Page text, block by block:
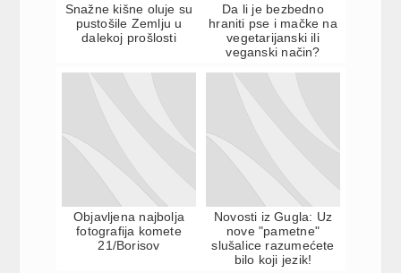
Snažne kišne oluje su
pustošile Zemlju u
dalekoj prošlosti
Da li je bezbedno
hraniti pse i mačke na
vegetarijanski ili
veganski način?
Objavljena najbolja
fotografija komete
21/Borisov
Novosti iz Gugla: Uz
nove "pametne"
slušalice razumećete
bilo koji jezik!